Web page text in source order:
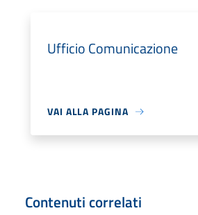
Ufficio Comunicazione
VAI ALLA PAGINA
Contenuti correlati